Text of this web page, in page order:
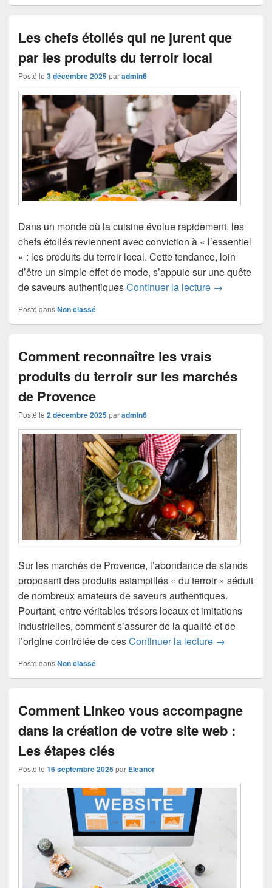
Les chefs étoilés qui ne jurent que
par les produits du terroir local
Posté le 3 décembre 2025paradmin6
Dans un monde où la cuisine évolue rapidement, les
chefs étoilés reviennent avec conviction à « l’essentiel
» : les produits du terroir local. Cette tendance, loin
d’être un simple effet de mode, s’appuie sur une quête
de saveurs authentiquesContinuer la lecture Les chefs
→
Posté dansNon classé
Comment reconnaître les vrais
produits du terroir sur les marchés
de Provence
Posté le 2 décembre 2025paradmin6
Sur les marchés de Provence, l’abondance de stands
proposant des produits estampillés « du terroir » séduit
de nombreux amateurs de saveurs authentiques.
Pourtant, entre véritables trésors locaux et imitations
industrielles, comment s’assurer de la qualité et de
l’origine contrôlée de cesContinuer la lecture Comment
→
Posté dansNon classé
Comment Linkeo vous accompagne
dans la création de votre site web :
Les étapes clés
Posté le 16 septembre 2025par Eleanor